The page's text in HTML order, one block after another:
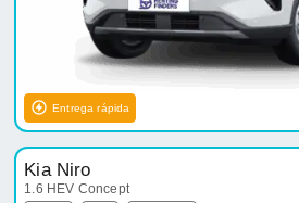
Entrega rápida
Kia Niro
1.6 HEV Concept